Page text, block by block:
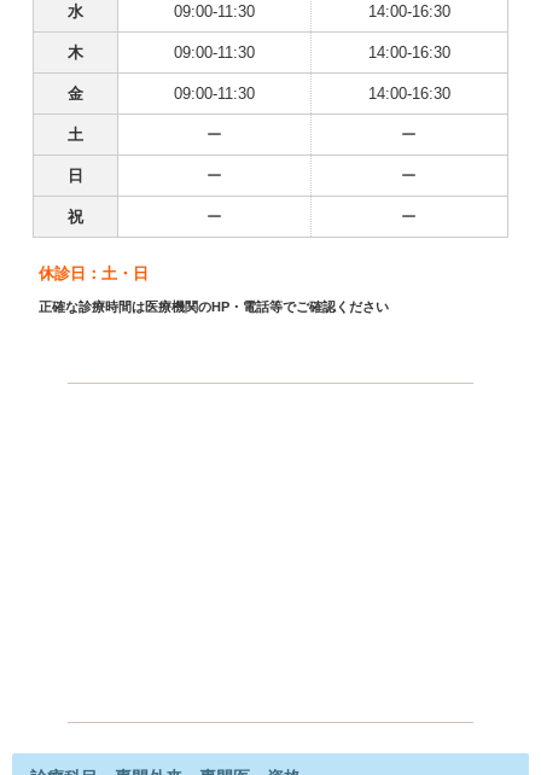
水 09:00-11:30 14:00-16:30
木 09:00-11:30 14:00-16:30
金 09:00-11:30 14:00-16:30
土 ー ー
日 ー ー
祝 ー ー
休診日：土・日
正確な診療時間は医療機関のHP・電話等でご確認ください